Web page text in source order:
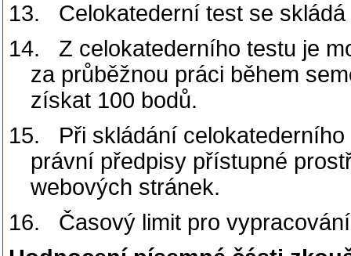
13.
Celokatederní test se
14.
Z celokatederního testu je
za průběžnou práci během
získat 100 bodů.
15.
Při skládání
právní předpisy přístupné
webových stránek.
16.
Časový limit pro